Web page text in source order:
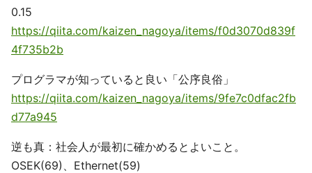
0.15
https://qiita.com/kaizen_nagoya/items/f0d3070d839f
4f735b2b
プログラマが知っていると良い「公序良俗」
https://qiita.com/kaizen_nagoya/items/9fe7c0dfac2fb
d77a945
逆も真：社会人が最初に確かめるとよいこと。
OSEK(69)、Ethernet(59)